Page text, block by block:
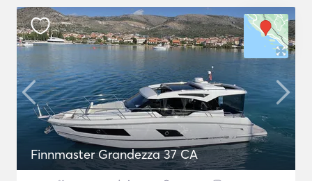
Finnmaster Grandezza 37 CA